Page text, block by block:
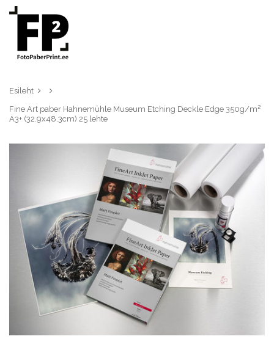
Esileht
Fine Art paber Hahnemühle Museum Etching Deckle Edge 350g/m²
A3+ (32.9x48.3cm) 25 lehte